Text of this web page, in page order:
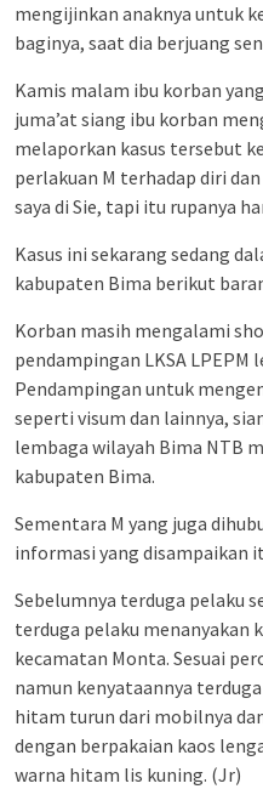
mengijinkan anaknya untuk
baginya, saat dia berjuang
Kamis malam ibu korban
juma’at siang ibu korban
melaporkan kasus tersebut
perlakuan M terhadap diri
saya di Sie, tapi itu rupanya
Kasus ini sekarang sedang
kabupaten Bima berikut
Korban masih mengalami
pendampingan LKSA
Pendampingan untuk
seperti visum dan lainnya,
lembaga wilayah Bima NTB
kabupaten Bima.
Sementara M yang juga
informasi yang disampaikan
Sebelumnya terduga pelaku
terduga pelaku menanyakan
kecamatan Monta. Sesuai
namun kenyataannya
hitam turun dari mobilnya
dengan berpakaian kaos
warna hitam lis kuning. (Jr)